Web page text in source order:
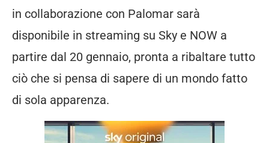
in collaborazione con Palomar sarà
disponibile in streaming su Sky e NOW a
partire dal 20 gennaio, pronta a ribaltare tutto
ciò che si pensa di sapere di un mondo fatto
di sola apparenza.